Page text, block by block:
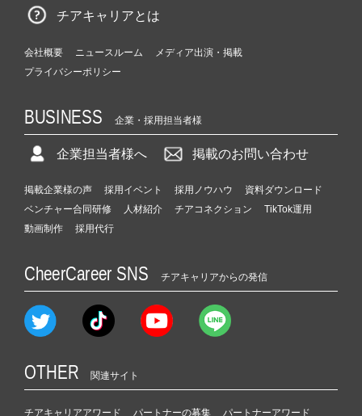
チアキャリアとは
会社概要 ニュースルーム
メディア出演・掲載
プライバシーポリシー
BUSINESS 企業・採用担当者様
企業担当者様へ 掲載のお問い合わせ
掲載企業様の声 採用イベント 採用ノウハウ
資料ダウンロード
ベンチャー合同研修
人材紹介 チアコネクション
TikTok運用
動画制作
採用代行
CheerCareer SNS チアキャリアからの発信
OTHER 関連サイト
チアキャリアアワード パートナーの募集 パートナーアワード